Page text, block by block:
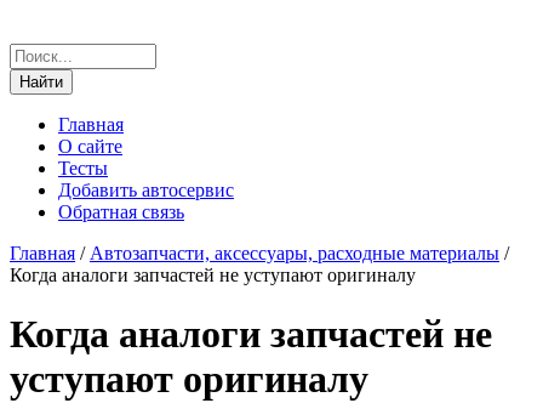
Главная
О сайте
Тесты
Добавить автосервис
Обратная связь
Главная / Автозапчасти, аксессуары, расходные материалы /
Когда аналоги запчастей не уступают оригиналу
Когда аналоги запчастей не
уступают оригиналу